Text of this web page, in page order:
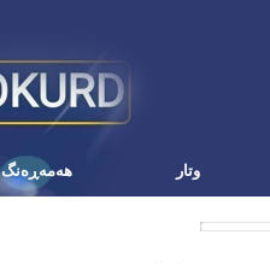
هه‌مه‌ڕه‌نگ وتار